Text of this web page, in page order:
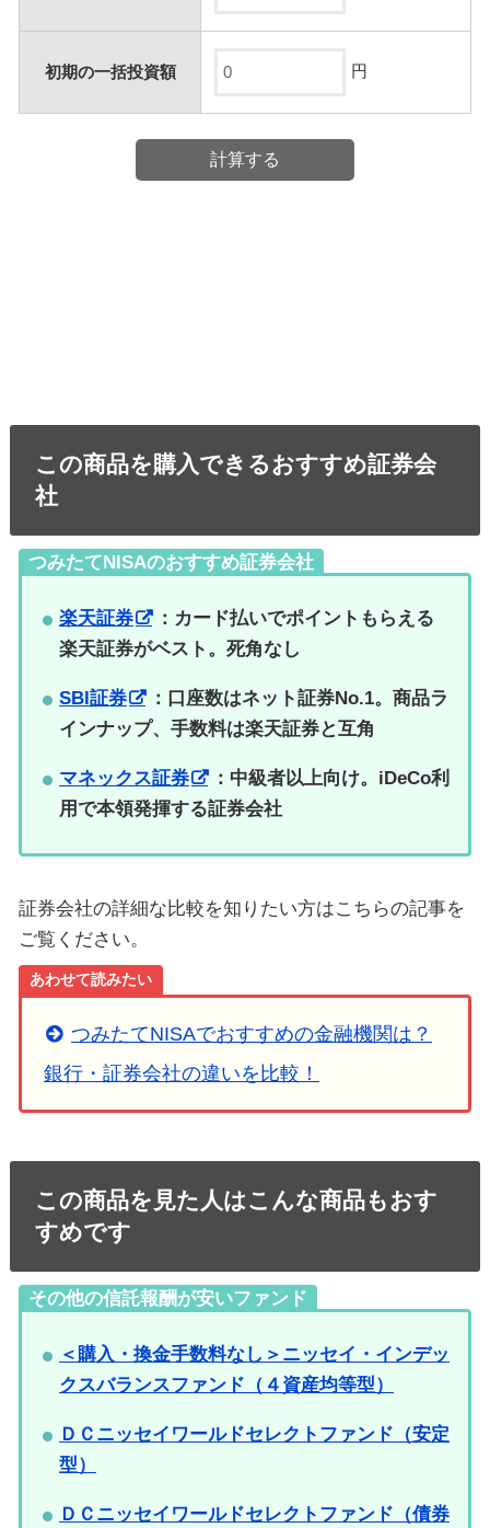
初期の一括投資額 円
この商品を購入できるおすすめ証券会
社
つみたてNISAのおすすめ証券会社
楽天証券
：カード払いでポイントもらえる
楽天証券がベスト。死角なし
SBI証券
：口座数はネット証券No.1。商品ラ
インナップ、手数料は楽天証券と互角
マネックス証券
：中級者以上向け。iDeCo利
用で本領発揮する証券会社
証券会社の詳細な比較を知りたい方はこちらの記事を
ご覧ください。
あわせて読みたい
つみたてNISAでおすすめの金融機関は？
銀行・証券会社の違いを比較！
この商品を見た人はこんな商品もおす
すめです
その他の信託報酬が安いファンド
＜購入・換金手数料なし＞ニッセイ・インデッ
クスバランスファンド（４資産均等型）
ＤＣニッセイワールドセレクトファンド（安定
型）
ＤＣニッセイワールドセレクトファンド（債券